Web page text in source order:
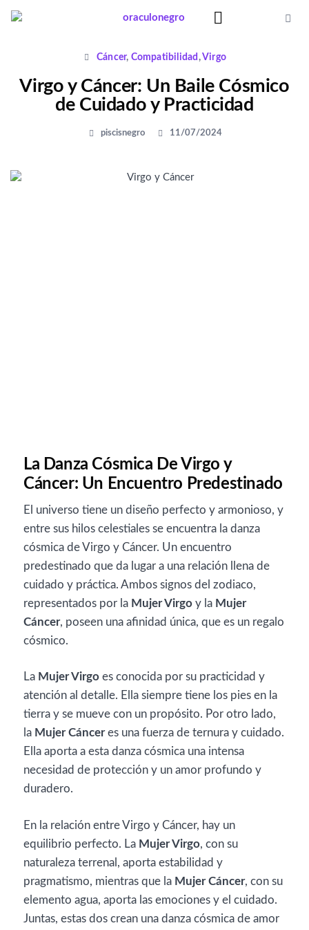
Cáncer, Compatibilidad ,Virgo
Virgo y Cáncer: Un Baile Cósmico
de Cuidado y Practicidad
piscisnegro 11/07/2024
La Danza Cósmica De Virgo y
Cáncer: Un Encuentro Predestinado
El universo tiene un diseño perfecto y armonioso, y
entre sus hilos celestiales se encuentra la danza
cósmica de Virgo y Cáncer. Un encuentro
predestinado que da lugar a una relación llena de
cuidado y práctica. Ambos signos del zodiaco,
representados por la Mujer Virgo y la Mujer
Cáncer, poseen una afinidad única, que es un regalo
cósmico.
La Mujer Virgo es conocida por su practicidad y
atención al detalle. Ella siempre tiene los pies en la
tierra y se mueve con un propósito. Por otro lado,
la Mujer Cánceres una fuerza de ternura y cuidado.
Ella aporta a esta danza cósmica una intensa
necesidad de protección y un amor profundo y
duradero.
En la relación entre Virgo y Cáncer, hay un
equilibrio perfecto. La Mujer Virgo, con su
naturaleza terrenal, aporta estabilidad y
pragmatismo, mientras que la Mujer Cáncer, con su
elemento agua, aporta las emociones y el cuidado.
Juntas, estas dos crean una danza cósmica de amor